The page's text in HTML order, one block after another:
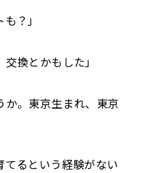
？」
換とかもした」
か。東京生まれ、東京
てるという経験がない